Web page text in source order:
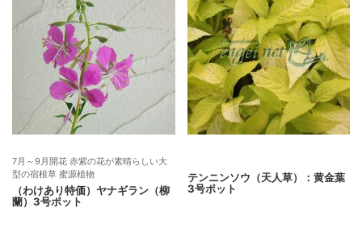
7月～9月開花 赤紫の花が素晴らしい大
型の宿根草 蜜源植物
（わけあり特価）ヤナギラン（柳
蘭）3号ポット
テンニンソウ（天人草）：黄金葉
3号ポット